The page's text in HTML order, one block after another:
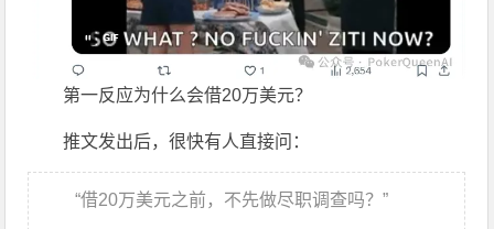
第一反应为什么会借20万美元？
推文发出后，很快有人直接问：
“借20万美元之前，不先做尽职调查吗？”